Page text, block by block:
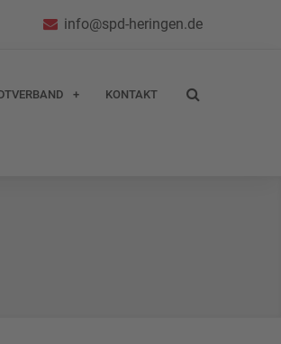
info@spd-heringen.de
KONTAKT